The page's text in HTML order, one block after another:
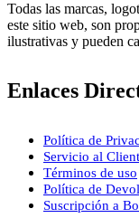
Todas las marcas,
este sitio web, son
ilustrativas y pueden
Enlaces
Política de
Servicio al
Términos de uso
Política de
Suscripción a